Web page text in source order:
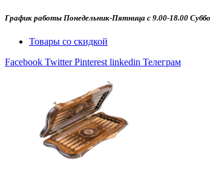
График работы Понедельник-Пятница с 9.00-18.00
Товары со скидкой
Facebook Twitter Pinterest linkedin Телеграм